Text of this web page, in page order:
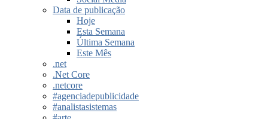
Data de publicação
Hoje
Esta Semana
Última Semana
Este Mês
.net
.Net Core
.netcore
#agenciadepublicidade
#analistasistemas